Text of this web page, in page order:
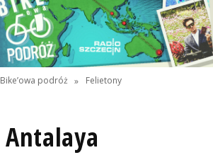
Bike’owa podróż » Felietony
Antalaya